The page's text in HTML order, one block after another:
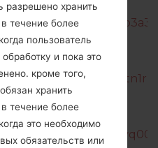
хранить
течение более
пользователь
и пока это
кроме того,
хранить
течение более
это необходимо
обязательств или